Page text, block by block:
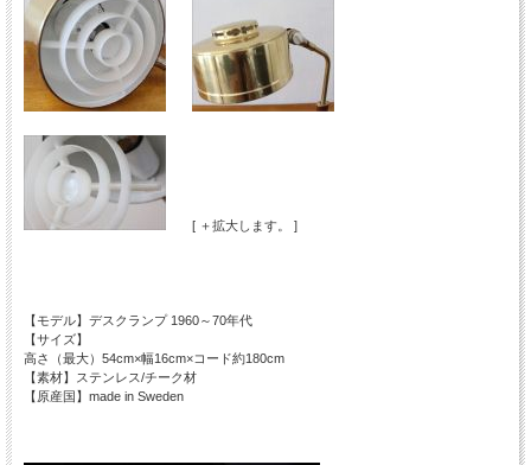
[ ＋拡大します。 ]
【モデル】デスクランプ 1960～70年代
【サイズ】
高さ（最大）54cm×幅16cm×コード約180cm
【素材】ステンレス/チーク材
【原産国】made in Sweden